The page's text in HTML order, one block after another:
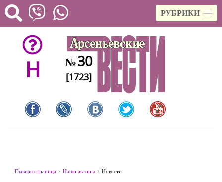
РУБРИКИ
H №30
[1723]
Главная страница Наши авторы Новости